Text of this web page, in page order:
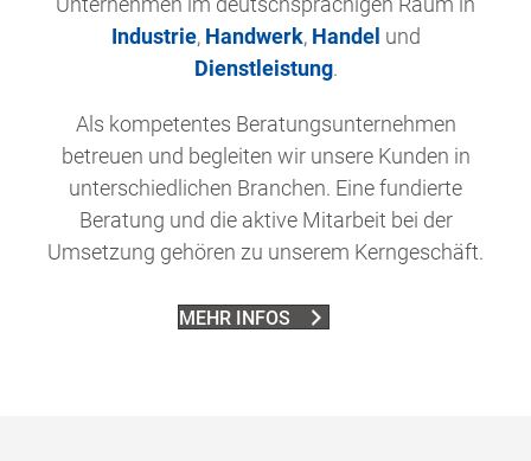
Industrie, Handwerk, Handel und
Dienstleistung.
Als kompetentes Beratungsunternehmen
betreuen und begleiten wir unsere Kunden in
unterschiedlichen Branchen. Eine fundierte
Beratung und die aktive Mitarbeit bei der
Umsetzung gehören zu unserem Kerngeschäft.
MEHR INFOS